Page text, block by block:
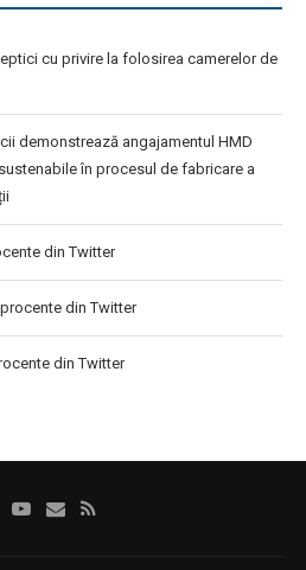
cu privire la folosirea camerelor de
demonstrează angajamentul HMD
în procesul de fabricare a
din Twitter
procente din Twitter
din Twitter